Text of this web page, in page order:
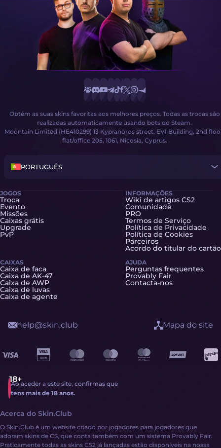
Obtém as suas skins favoritas aos melhores preços. Todas as trocas são
realizadas automaticamente usando bots do Steam.
Moontain Limited (HE410299) 13 Kypranoros street, EVI Building, 2nd
flat/office 205, 1061, Nicosia, Cyprus.
PORTUGUÊS
JOGOS
Troca
Evento
Missões
Caixas grátis
Upgrade
PvP
CAIXAS
Caixa de faca
Caixa de AK-47
Caixa de AWP
Caixa de luvas
Caixa de agente
INFORMAÇÕES
Wiki de artigos CS2
Comunidade
PRO
Termos de Serviço
Política de Privacidade
Política de Cookies
Parceiros
Acordo do titular do cartão
AJUDA
Perguntas frequentes
Provably Fair
Contacta-nos
Ao aceder a este site, confirmas que
tens mais de 18 anos.
help@skin.club Mapa do site
Acerca do Skin.Club
O Skin.Club é um website criado por jogadores para jogadores que
adoram skins de CS, que conta também com um sistema Provably Fair.
Praticamente todas as skins CS2 já lançadas estão disponíveis na nossa